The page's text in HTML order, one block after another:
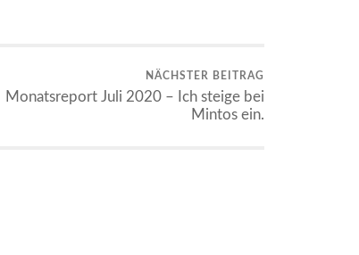
NÄCHSTER BEITRAG
Monatsreport Juli 2020 – Ich steige bei
Mintos ein.